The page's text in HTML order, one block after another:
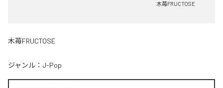
木苺FRUCTOSE
木苺FRUCTOSE
ジャンル： J-Pop